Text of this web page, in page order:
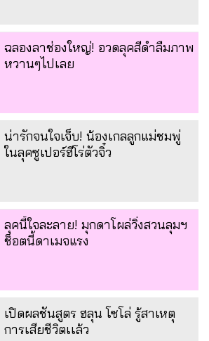
ฉลองลาช่องใหญ่! อวดลุคสีดำลืมภาพ
หวานๆไปเลย
น่ารักจนใจเจ็บ! น้องเกลลูกแม่ชมพู่
ในลุคซูเปอร์ฮีโร่ตัวจิ๋ว
ลุคนี้ใจละลาย! มุกดาโผล่วิ่งสวนลุมฯ
ช็อตนี้ดาเมจแรง
เปิดผลชันสูตร ฮลุน โซโล่ รู้สาเหตุ
การเสียชีวิตเเล้ว